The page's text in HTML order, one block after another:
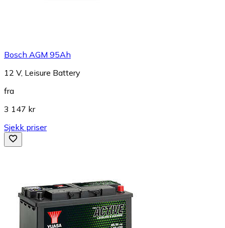
Bosch AGM 95Ah
12 V, Leisure Battery
fra
3 147 kr
Sjekk priser